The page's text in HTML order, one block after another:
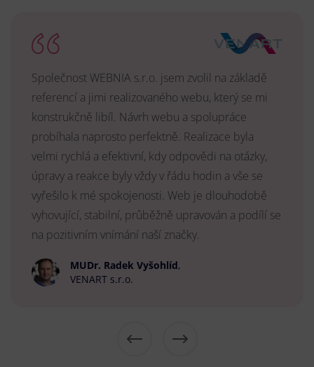
Společnost WEBNIA s.r.o. jsem zvolil na základě
referencí a jimi realizovaného webu, který se mi
konstrukčně libíl. Návrh webu a spolupráce
probíhala naprosto perfektně. Realizace byla
velmi rychlá a efektivní, kdy odpovědi na otázky,
úpravy a reakce byly vždy v řádu hodin a vše se
vyřešilo k mé spokojenosti. Web je dlouhodobě
vyhovující, stabilní, průběžně upravován a podílí se
na pozitivním vnímání naší značky.
MUDr. Radek Vyšohlíd,
VENART s.r.o.